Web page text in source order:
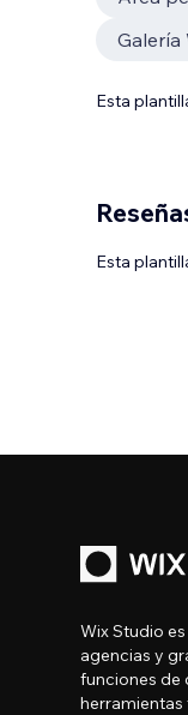
Galería
Esta
Esta
Wix Studio
agencias y
funciones de
herramientas